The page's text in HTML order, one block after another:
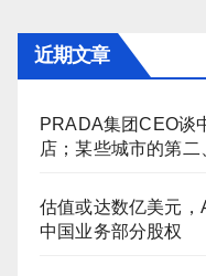
近期文章
PRADA集团CEO谈
店；某些城市的第
估值或达数亿美元
中国业务部分股权